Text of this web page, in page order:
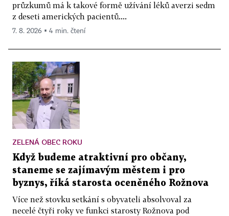
průzkumů má k takové formě užívání léků averzi sedm
z deseti amerických pacientů....
7. 8. 2026 ▪ 4 min. čtení
ZELENÁ OBEC ROKU
Když budeme atraktivní pro občany,
staneme se zajímavým městem i pro
byznys, říká starosta oceněného Rožnova
Více než stovku setkání s obyvateli absolvoval za
necelé čtyři roky ve funkci starosty Rožnova pod